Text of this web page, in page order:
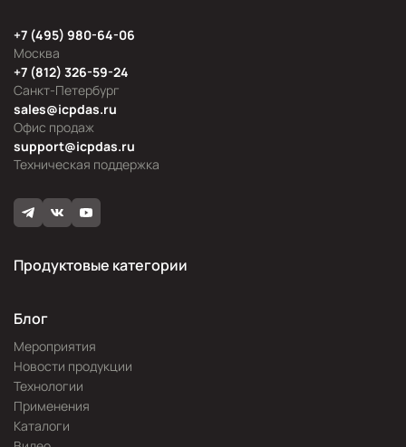
Москва
+7 (495) 980-64-06
Офис продаж
sales@icpdas.ru
Санкт-Петербург
+7 (812) 326-59-24
Техническая поддержка
support@icpdas.ru
Продуктовые категории
Блог
Мероприятия
Новости продукции
Технологии
Применения
Каталоги